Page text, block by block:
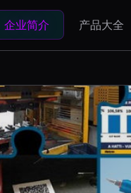
企业简介 产品大全